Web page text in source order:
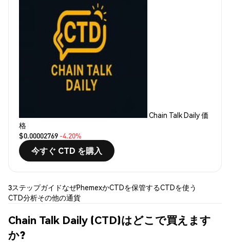
Chain Talk Daily 価
格
$0.00002769 -4.20%
今すぐ CTD を購入
3ステップガイドなぜPhemexかCTDを保管するCTDを使う
CTD分析その他の通貨
Chain Talk Daily (CTD)はどこで買えます
か?